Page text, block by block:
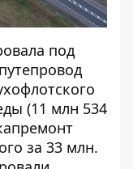
под
(11 млн 534
за 33 млн.